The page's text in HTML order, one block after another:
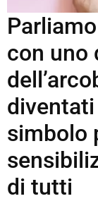
con uno
simbolo
di tutti